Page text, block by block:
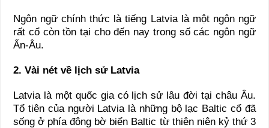
Ngôn ngữ chính thức là tiếng Latvia là một ngôn ngữ
rất cổ còn tồn tại cho đến nay trong số các ngôn ngữ
Ấn-Âu.
2. Vài nét về lịch sử Latvia
Latvia là một quốc gia có lịch sử lâu đời tại châu Âu.
Tổ tiên của người Latvia là những bộ lạc Baltic cổ đã
sống ở phía đông bờ biển Baltic từ thiên niên kỷ thứ 3